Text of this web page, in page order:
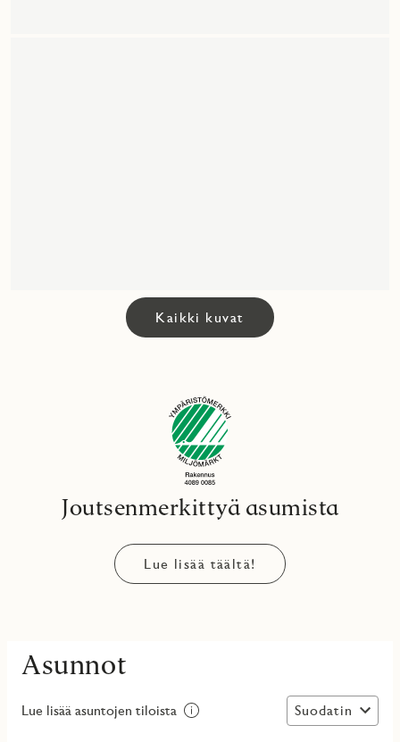
Kaikki kuvat
Joutsenmerkittyä asumista
Lue lisää täältä!
Asunnot
Lue lisää asuntojen tiloista Suodatin